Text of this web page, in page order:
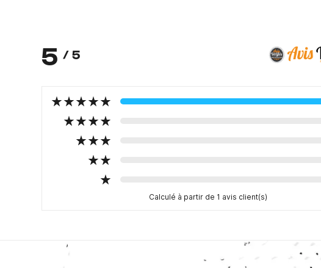
5 / 5
Calculé à partir de 1 avis client(s)